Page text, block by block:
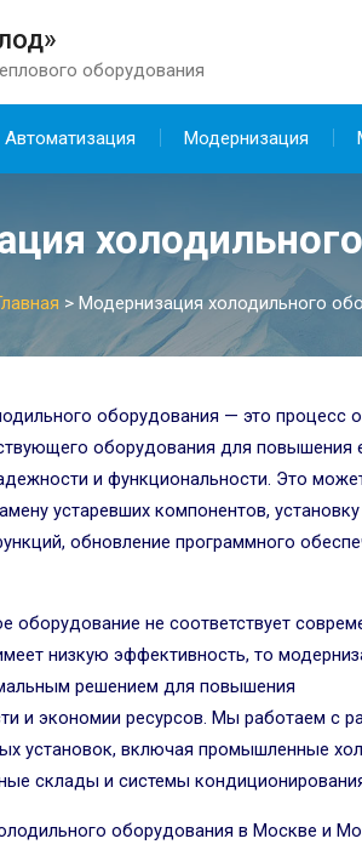
оборудования
Автоматизация Модернизация
> Модернизация холодильного
оборудования — это процесс
оборудования для повышения
и функциональности. Это
устаревших компонентов, установку
обновление программного
оборудование не соответствует
низкую эффективность, то
решением для повышения
и экономии ресурсов. Мы работаем с
установок, включая промышленные
склады и системы
оборудования в Москве и